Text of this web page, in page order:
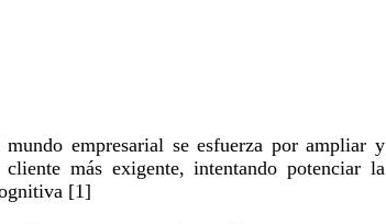
empresarial se esfuerza por ampliar y
más exigente, intentando potenciar la
[1]